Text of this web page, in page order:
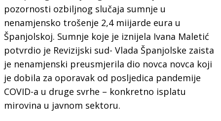
pozornosti ozbiljnog slučaja sumnje u
nenamjensko trošenje 2,4 miijarde eura u
Španjolskoj. Sumnje koje je iznijela Ivana Maletić
potvrdio je Revizijski sud- Vlada Španjolske zaista
je nenamjenski preusmjerila dio novca novca koji
je dobila za oporavak od posljedica pandemije
COVID-a u druge svrhe – konkretno isplatu
mirovina u javnom sektoru.